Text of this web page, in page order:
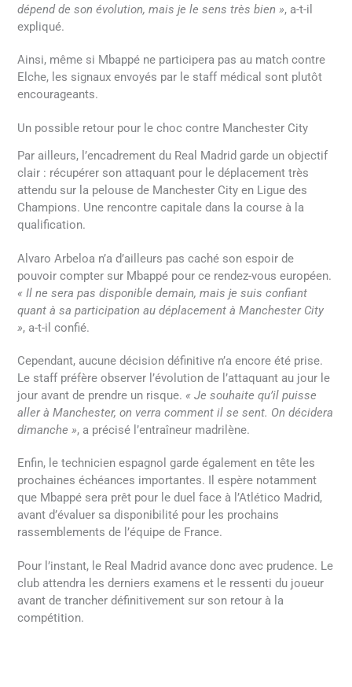
dépend de son évolution, mais je le sens très bien », a-t-il
expliqué.
Ainsi, même si Mbappé ne participera pas au match contre
Elche, les signaux envoyés par le staff médical sont plutôt
encourageants.
Un possible retour pour le choc contre Manchester City
Par ailleurs, l’encadrement du Real Madrid garde un objectif
clair : récupérer son attaquant pour le déplacement très
attendu sur la pelouse de Manchester City en Ligue des
Champions. Une rencontre capitale dans la course à la
qualification.
Alvaro Arbeloa n’a d’ailleurs pas caché son espoir de
pouvoir compter sur Mbappé pour ce rendez-vous européen.
« Il ne sera pas disponible demain, mais je suis confiant
quant à sa participation au déplacement à Manchester City
», a-t-il confié.
Cependant, aucune décision définitive n’a encore été prise.
Le staff préfère observer l’évolution de l’attaquant au jour le
jour avant de prendre un risque. « Je souhaite qu’il puisse
aller à Manchester, on verra comment il se sent. On décidera
dimanche », a précisé l’entraîneur madrilène.
Enfin, le technicien espagnol garde également en tête les
prochaines échéances importantes. Il espère notamment
que Mbappé sera prêt pour le duel face à l’Atlético Madrid,
avant d’évaluer sa disponibilité pour les prochains
rassemblements de l’équipe de France.
Pour l’instant, le Real Madrid avance donc avec prudence. Le
club attendra les derniers examens et le ressenti du joueur
avant de trancher définitivement sur son retour à la
compétition.